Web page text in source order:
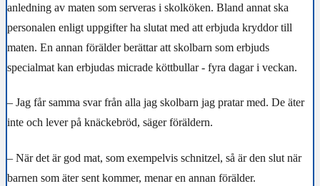
anledning av maten som serveras i skolköken. Bland annat ska
personalen enligt uppgifter ha slutat med att erbjuda kryddor till
maten. En annan förälder berättar att skolbarn som erbjuds
specialmat kan erbjudas micrade köttbullar - fyra dagar i veckan.
– Jag får samma svar från alla jag skolbarn jag pratar med. De äter
inte och lever på knäckebröd, säger föräldern.
– När det är god mat, som exempelvis schnitzel, så är den slut när
barnen som äter sent kommer, menar en annan förälder.